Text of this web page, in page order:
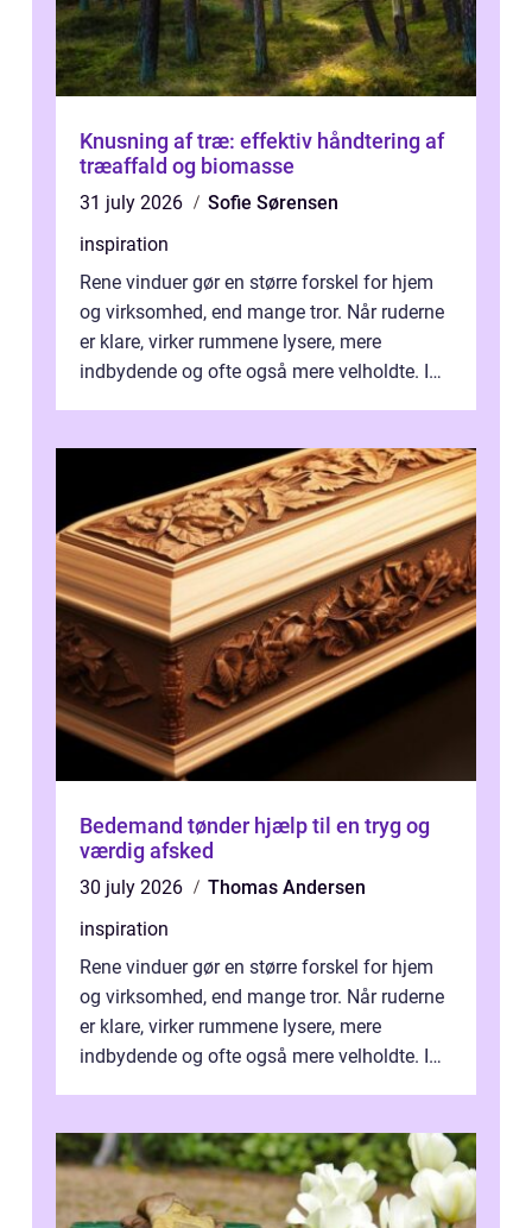
Knusning af træ: effektiv håndtering af
træaffald og biomasse
31 july 2026
Sofie Sørensen
inspiration
Rene vinduer gør en større forskel for hjem
og virksomhed, end mange tror. Når ruderne
er klare, virker rummene lysere, mere
indbydende og ofte også mere velholdte. I
Bedemand tønder hjælp til en tryg og
værdig afsked
30 july 2026
Thomas Andersen
inspiration
Rene vinduer gør en større forskel for hjem
og virksomhed, end mange tror. Når ruderne
er klare, virker rummene lysere, mere
indbydende og ofte også mere velholdte. I